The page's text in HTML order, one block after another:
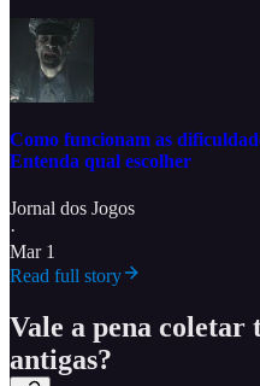
Como funcionam as
Entenda qual escolher
Jornal dos Jogos
·
Mar 1
Read full story
Vale a pena coletar
antigas?